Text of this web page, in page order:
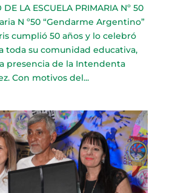
LA ESCUELA PRIMARIA Nº 50
N º50 “Gendarme Argentino”
cumplió 50 años y lo celebró
toda su comunidad educativa,
presencia de la Intendenta
Con motivos del...